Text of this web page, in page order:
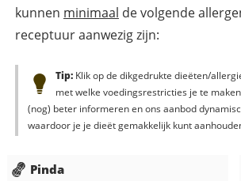
kunnen minimaal de volgende
receptuur aanwezig zijn:
Tip:Klik op de dikgedrukte dieëten/
met welke voedingsrestricties je te
(nog) beter informeren en ons aanbod
waardoor je je dieët gemakkelijk kunt
Pinda